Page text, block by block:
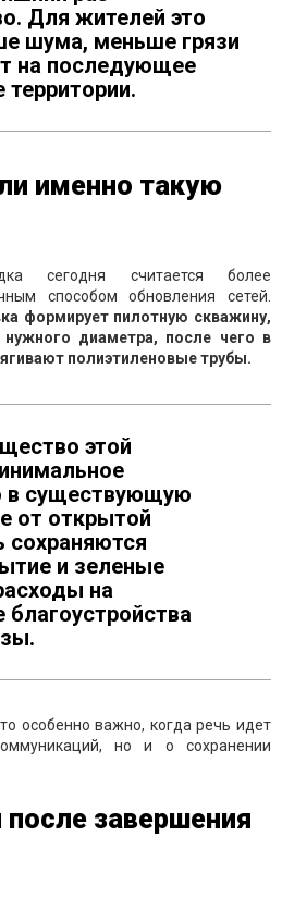
Для жителей это
шума, меньше грязи
на последующее
территории.
именно такую
сегодня считается более
способом обновления сетей.
формирует пилотную скважину,
диаметра, после чего в
полиэтиленовые трубы.
этой
в существующую
от открытой
сохраняются
и зеленые
на
благоустройства
особенно важно, когда речь идет
но и о сохранении
завершения